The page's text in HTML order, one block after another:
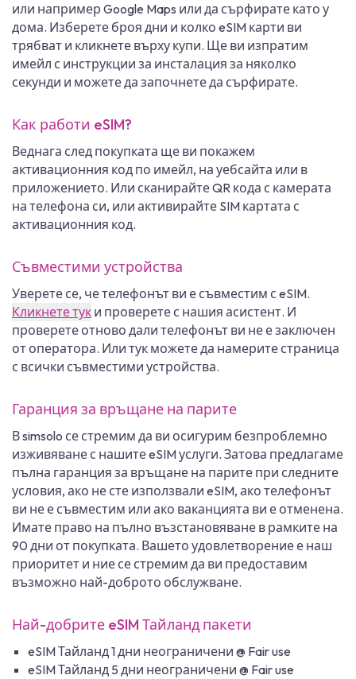
или например Google Maps или да сърфирате като у
дома. Изберете броя дни и колко eSIM карти ви
трябват и кликнете върху купи. Ще ви изпратим
имейл с инструкции за инсталация за няколко
секунди и можете да започнете да сърфирате.
Как работи eSIM?
Веднага след покупката ще ви покажем
активационния код по имейл, на уебсайта или в
приложението. Или сканирайте QR кода с камерата
на телефона си, или активирайте SIM картата с
активационния код.
Съвместими устройства
Уверете се, че телефонът ви е съвместим с eSIM.
Кликнете тук и проверете с нашия асистент. И
проверете отново дали телефонът ви не е заключен
от оператора. Или тук можете да намерите страница
с всички съвместими устройства.
Гаранция за връщане на парите
В simsolo се стремим да ви осигурим безпроблемно
изживяване с нашите eSIM услуги. Затова предлагаме
пълна гаранция за връщане на парите при следните
условия, ако не сте използвали eSIM, ако телефонът
ви не е съвместим или ако ваканцията ви е отменена.
Имате право на пълно възстановяване в рамките на
90 дни от покупката. Вашето удовлетворение е наш
приоритет и ние се стремим да ви предоставим
възможно най-доброто обслужване.
Най-добрите eSIM Тайланд пакети
eSIM Тайланд 1 дни неограничени @ Fair use
eSIM Тайланд 5 дни неограничени @ Fair use